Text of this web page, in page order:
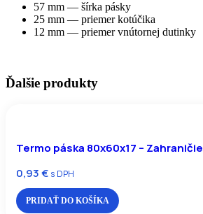
57 mm — šírka pásky
25 mm — priemer kotúčika
12 mm — priemer vnútornej dutinky
Ďalšie produkty
Termo páska 80x60x17 – Zahraničie
0,93€ s DPH
PRIDAŤ DO KOŠÍKA